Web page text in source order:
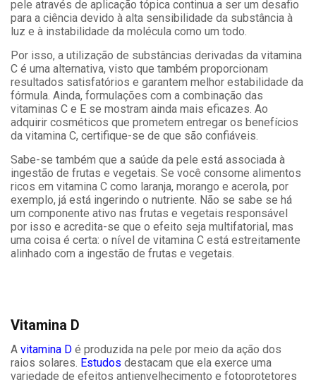
pele através de aplicação tópica continua a ser um desafio
para a ciência devido à alta sensibilidade da substância à
luz e à instabilidade da molécula como um todo.
Por isso, a utilização de substâncias derivadas da vitamina
C é uma alternativa, visto que também proporcionam
resultados satisfatórios e garantem melhor estabilidade da
fórmula. Ainda, formulações com a combinação das
vitaminas C e E se mostram ainda mais eficazes. Ao
adquirir cosméticos que prometem entregar os benefícios
da vitamina C, certifique-se de que são confiáveis.
Sabe-se também que a saúde da pele está associada à
ingestão de frutas e vegetais. Se você consome alimentos
ricos em vitamina C como laranja, morango e acerola, por
exemplo, já está ingerindo o nutriente. Não se sabe se há
um componente ativo nas frutas e vegetais responsável
por isso e acredita-se que o efeito seja multifatorial, mas
uma coisa é certa: o nível de vitamina C está estreitamente
alinhado com a ingestão de frutas e vegetais.
Vitamina D
A vitamina D é produzida na pele por meio da ação dos
raios solares. Estudos destacam que ela exerce uma
variedade de efeitos antienvelhecimento e fotoprotetores